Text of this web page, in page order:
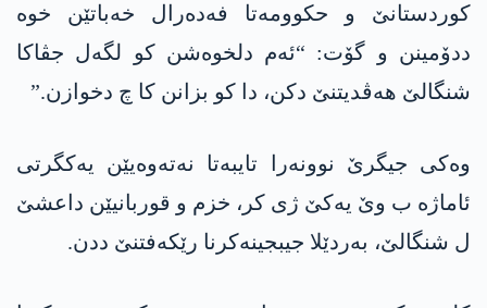
کوردستانێ و حکوومەتا فەدەرال خەباتێن خوە
ددۆمینن و گۆت: “ئەم دلخوەشن کو لگەل جڤاکا
شنگالێ ھەڤدیتنێ دکن، دا کو بزانن کا چ دخوازن.”
وەکی جیگرێ نوونەرا تایبەتا نەتەوەیێن یەکگرتی
ئاماژە ب وێ یەکێ ژی کر، خزم و قوربانیێن داعشێ
ل شنگالێ، بەردێلا جیبجینەکرنا رێکەفتنێ ددن.